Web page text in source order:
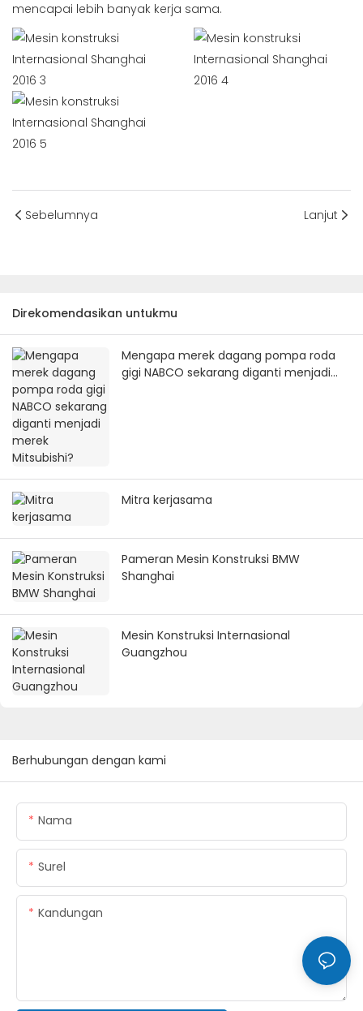
mencapai lebih banyak kerja sama.
Sebelumnya Lanjut
Direkomendasikan untukmu
Mengapa merek dagang pompa roda
gigi NABCO sekarang diganti menjadi
Mitra kerjasama
Pameran Mesin Konstruksi BMW
Shanghai
Mesin Konstruksi Internasional
Guangzhou
Berhubungan dengan kami
Nama
Surel
Kandungan